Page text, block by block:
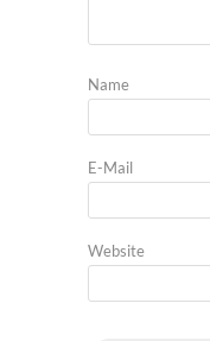
Name
E-Mail
Website